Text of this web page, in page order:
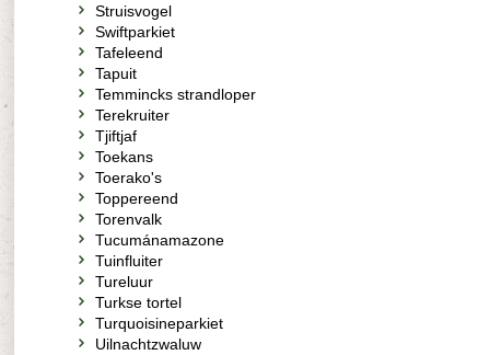
Struisvogel
Swiftparkiet
Tafeleend
Tapuit
Temmincks strandloper
Terekruiter
Tjiftjaf
Toekans
Toerako's
Toppereend
Torenvalk
Tucumánamazone
Tuinfluiter
Tureluur
Turkse tortel
Turquoisineparkiet
Uilnachtzwaluw